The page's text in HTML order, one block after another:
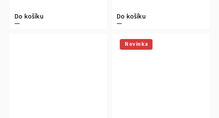
Do košíku Do košíku
Novinka